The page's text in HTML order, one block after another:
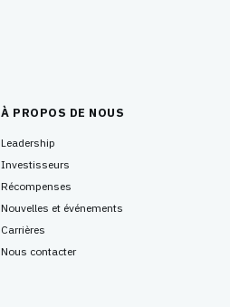
À PROPOS DE NOUS
Leadership
Investisseurs
Récompenses
Nouvelles et événements
Carrières
Nous contacter